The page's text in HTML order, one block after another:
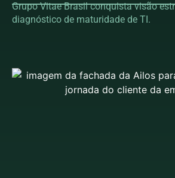
Grupo Vitae Brasil conquista visão
diagnóstico de maturidade de TI.